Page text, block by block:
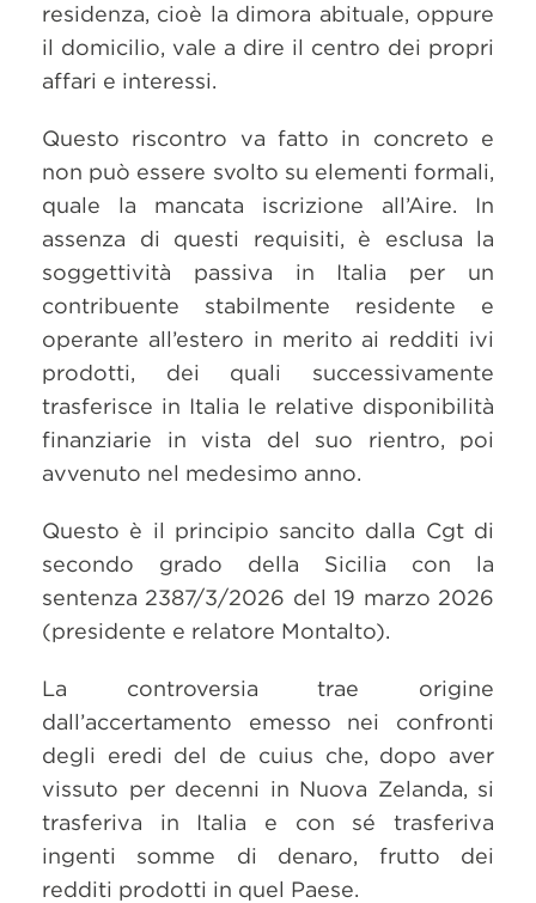
residenza, cioè la dimora abituale, oppure
il domicilio, vale a dire il centro dei propri
affari e interessi.
Questo riscontro va fatto in concreto e
non può essere svolto su elementi formali,
quale la mancata iscrizione all’Aire. In
assenza di questi requisiti, è esclusa la
soggettività passiva in Italia per un
contribuente stabilmente residente e
operante all’estero in merito ai redditi ivi
prodotti, dei quali successivamente
trasferisce in Italia le relative disponibilità
finanziarie in vista del suo rientro, poi
avvenuto nel medesimo anno.
Questo è il principio sancito dalla Cgt di
secondo grado della Sicilia con la
sentenza 2387/3/2026 del 19 marzo 2026
(presidente e relatore Montalto).
La controversia trae origine
dall’accertamento emesso nei confronti
degli eredi del de cuius che, dopo aver
vissuto per decenni in Nuova Zelanda, si
trasferiva in Italia e con sé trasferiva
ingenti somme di denaro, frutto dei
redditi prodotti in quel Paese.